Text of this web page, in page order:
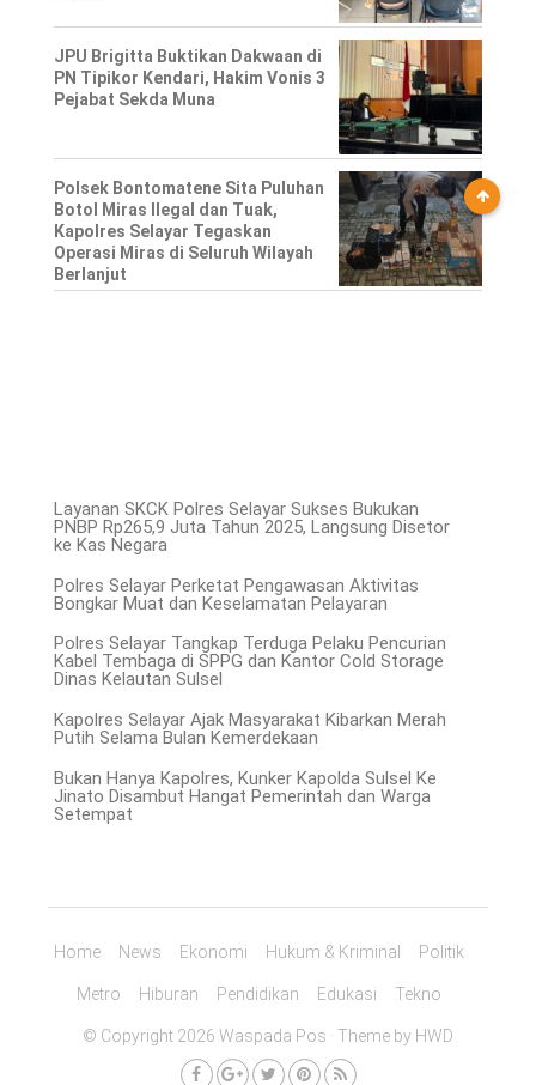
JPU Brigitta Buktikan Dakwaan di
PN Tipikor Kendari, Hakim Vonis 3
Pejabat Sekda Muna
Polsek Bontomatene Sita Puluhan
Botol Miras Ilegal dan Tuak,
Kapolres Selayar Tegaskan
Operasi Miras di Seluruh Wilayah
Berlanjut
Layanan SKCK Polres Selayar Sukses Bukukan
PNBP Rp265,9 Juta Tahun 2025, Langsung Disetor
ke Kas Negara
Polres Selayar Perketat Pengawasan Aktivitas
Bongkar Muat dan Keselamatan Pelayaran
Polres Selayar Tangkap Terduga Pelaku Pencurian
Kabel Tembaga di SPPG dan Kantor Cold Storage
Dinas Kelautan Sulsel
Kapolres Selayar Ajak Masyarakat Kibarkan Merah
Putih Selama Bulan Kemerdekaan
Bukan Hanya Kapolres, Kunker Kapolda Sulsel Ke
Jinato Disambut Hangat Pemerintah dan Warga
Setempat
Home News Ekonomi Hukum & Kriminal Politik
Metro Hiburan Pendidikan Edukasi Tekno
© Copyright 2026 Waspada Pos · Theme by HWD